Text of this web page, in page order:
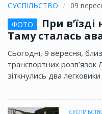
СУСПІЛЬСТВО
09
ФОТО
При
Таму сталась
Сьогодні, 9 вересня,
транспортних
зіткнулись два легковики